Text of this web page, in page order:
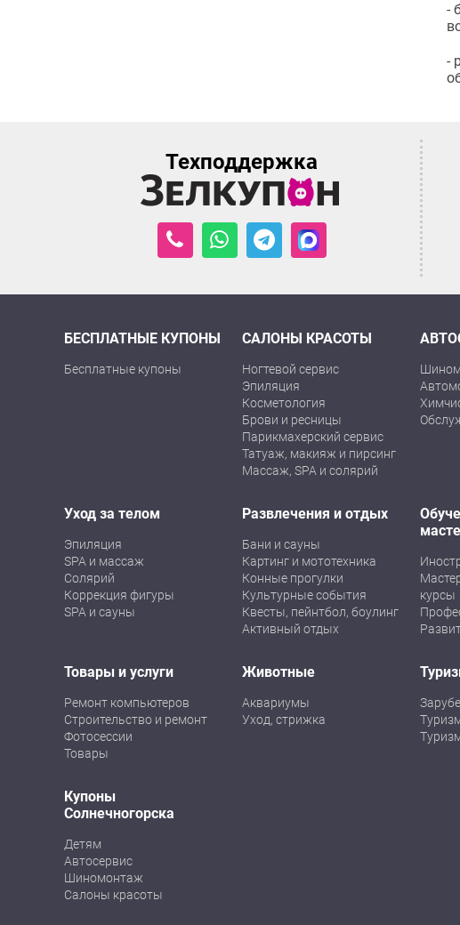
-
-
Техподдержка
БЕСПЛАТНЫЕ КУПОНЫ
Бесплатные купоны
САЛОНЫ КРАСОТЫ
Ногтевой сервис
Эпиляция
Косметология
Брови и ресницы
Парикмахерский сервис
Татуаж, макияж и пирсинг
Массаж, SPA и солярий
Уход за телом
Эпиляция
SPA и массаж
Солярий
Коррекция фигуры
SPA и сауны
Развлечения и отдых
Бани и сауны
Картинг и мототехника
Конные прогулки
Культурные события
Квесты, пейнтбол, боулинг
Активный отдых
курсы
Товары и услуги
Ремонт компьютеров
Строительство и ремонт
Фотосессии
Товары
Животные
Аквариумы
Уход, стрижка
Купоны
Солнечногорска
Детям
Автосервис
Шиномонтаж
Салоны красоты